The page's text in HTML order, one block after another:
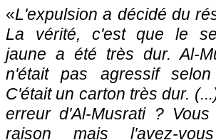
«L'expulsion a décidé du
La vérité, c'est que le
jaune a été très dur. Al-
n'était pas agressif selon
C'était un carton très dur.
erreur d'Al-Musrati ? Vous
raison mais l'avez-